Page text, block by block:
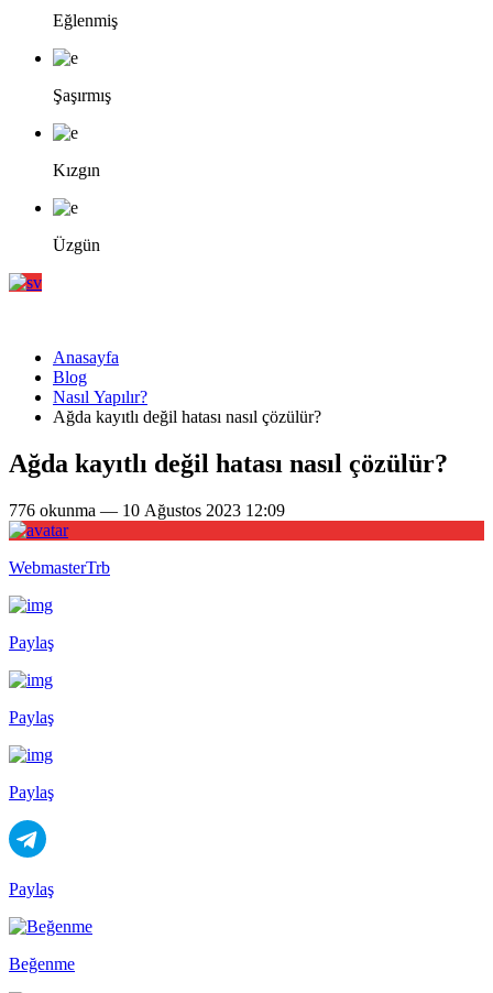
Eğlenmiş
Şaşırmış
Kızgın
Üzgün
Anasayfa
Blog
Nasıl Yapılır?
Ağda kayıtlı değil hatası nasıl çözülür?
Ağda kayıtlı değil hatası nasıl çözülür?
776 okunma — 10 Ağustos 2023 12:09
WebmasterTrb
Paylaş
Paylaş
Paylaş
Paylaş
Beğenme